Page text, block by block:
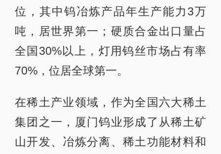
位，其中钨冶炼产品年生产能力3万
吨，居世界第一；硬质合金出口量占
全国30%以上，灯用钨丝市场占有率
70%，位居全球第一。
在稀土产业领域，作为全国六大稀土
集团之一，厦门钨业形成了从稀土矿
山开发、冶炼分离、稀土功能材料和